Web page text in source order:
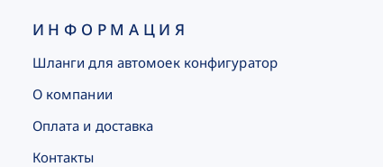
ИНФОРМАЦИЯ
Шланги для автомоек конфигуратор
О компании
Оплата и доставка
Контакты